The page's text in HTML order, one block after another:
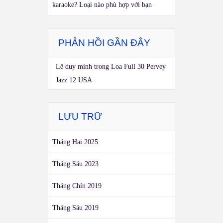
karaoke? Loại nào phù hợp với bạn
PHẢN HỒI GẦN ĐÂY
Lê duy minh trong Loa Full 30 Pervey
Jazz 12 USA
LƯU TRỮ
Tháng Hai 2025
Tháng Sáu 2023
Tháng Chín 2019
Tháng Sáu 2019